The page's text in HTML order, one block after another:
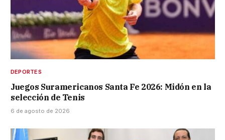
DEPORTES
Juegos Suramericanos Santa Fe 2026: Midón en la
selección de Tenis
6 de agosto de 2026